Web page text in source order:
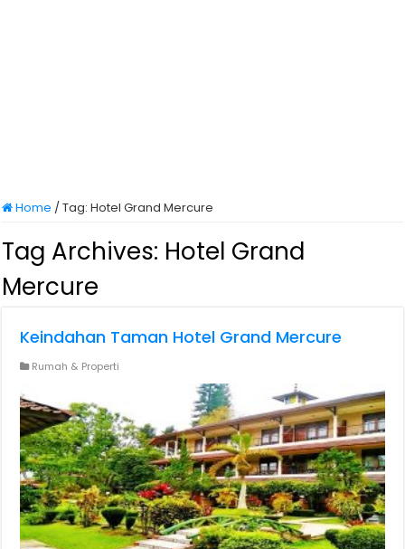
Home /Tag:Hotel Grand Mercure
Tag Archives: Hotel Grand
Mercure
Keindahan Taman Hotel Grand Mercure
Rumah & Properti